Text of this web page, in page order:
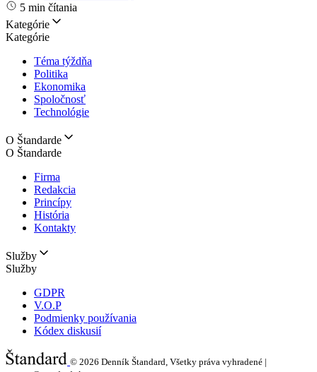
5 min čítania
Kategórie
Kategórie
Téma týždňa
Politika
Ekonomika
Spoločnosť
Technológie
O Štandarde
O Štandarde
Firma
Redakcia
Princípy
História
Kontakty
Služby
Služby
GDPR
V.O.P
Podmienky používania
Kódex diskusií
© 2026 Denník Štandard, Všetky práva vyhradené |